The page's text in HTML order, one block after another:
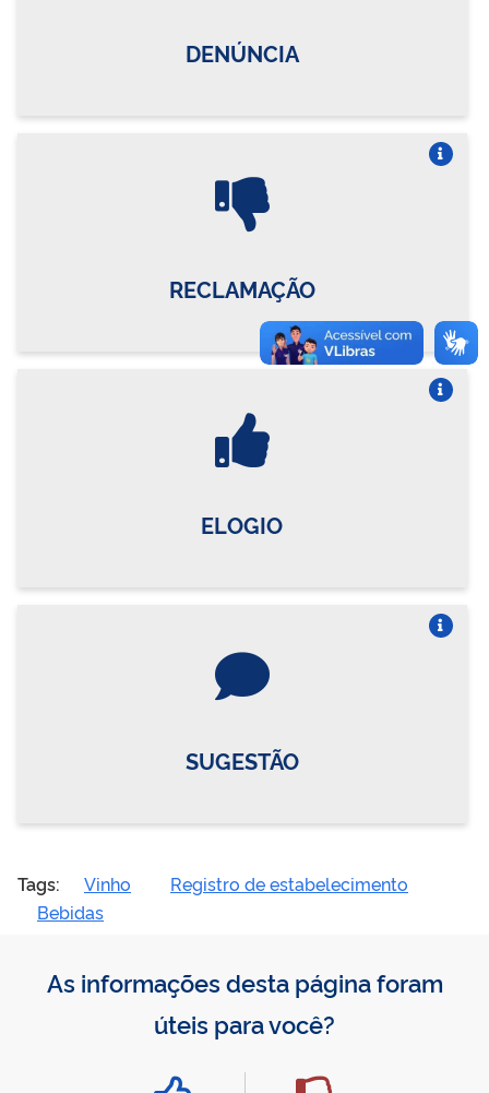
DENÚNCIA
RECLAMAÇÃO
ELOGIO
SUGESTÃO
Tags: Vinho
Registro de estabelecimento
Bebidas
As informações desta página foram
úteis para você?